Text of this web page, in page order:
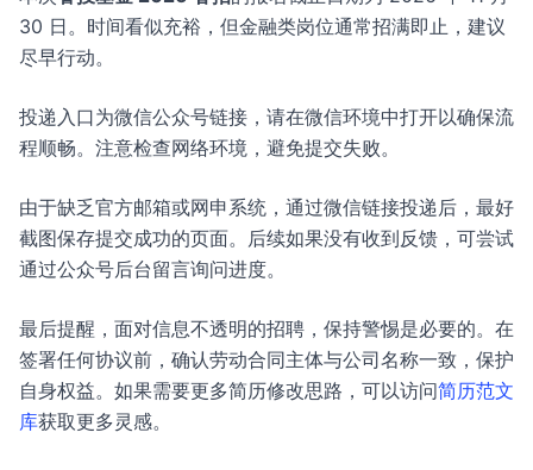
30 日。时间看似充裕，但金融类岗位通常招满即止，建议
尽早行动。
投递入口为微信公众号链接，请在微信环境中打开以确保流
程顺畅。注意检查网络环境，避免提交失败。
由于缺乏官方邮箱或网申系统，通过微信链接投递后，最好
截图保存提交成功的页面。后续如果没有收到反馈，可尝试
通过公众号后台留言询问进度。
最后提醒，面对信息不透明的招聘，保持警惕是必要的。在
签署任何协议前，确认劳动合同主体与公司名称一致，保护
自身权益。如果需要更多简历修改思路，可以访问简历范文
库获取更多灵感。